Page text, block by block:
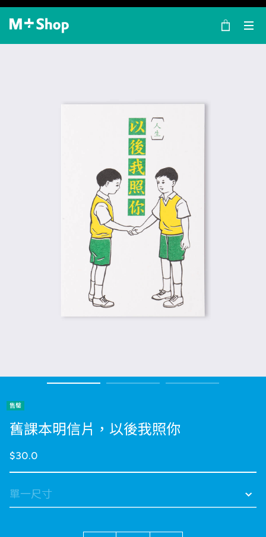
×
M+ Shop
售罄
舊課本明信片，以後我照你
$30.0